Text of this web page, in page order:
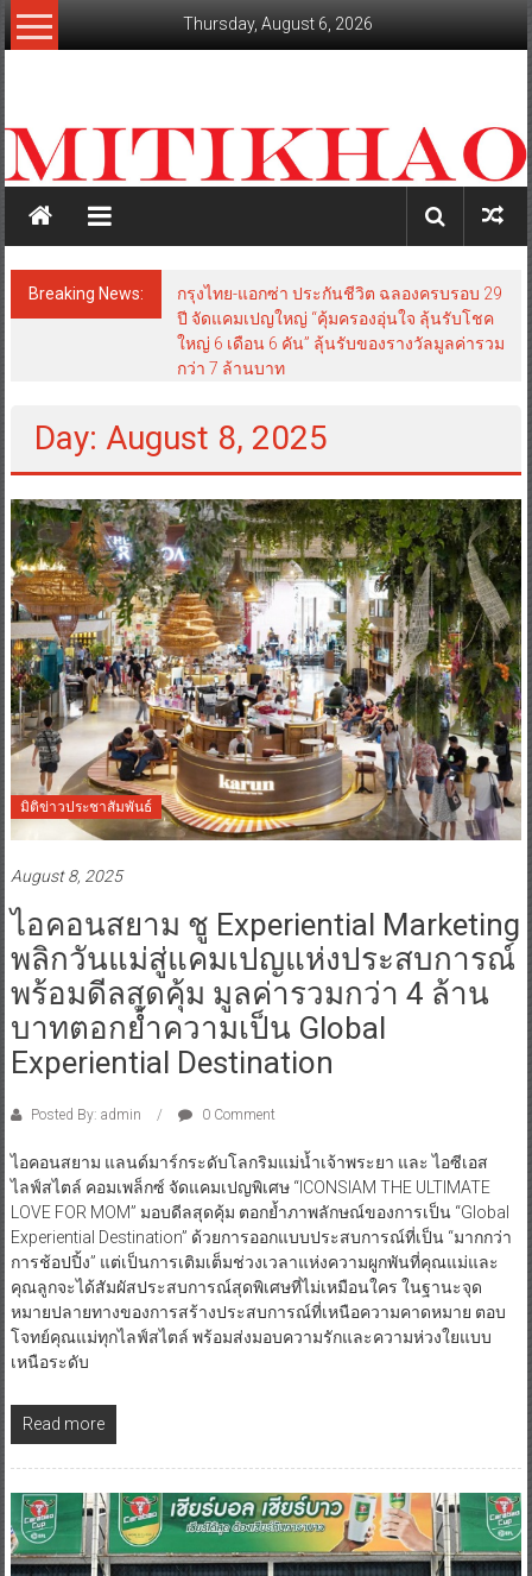
Skip
to
Thursday, August 6, 2026
สะท้อน
ลึก
เหลี่ยม
มุม
เศรษฐกิจ-
การเมือง-
Breaking News:
กรุงไทย-แอกซ่า ประกันชีวิต ฉลองครบรอบ 29
ปี จัดแคมเปญใหญ่ “คุ้มครองอุ่นใจ ลุ้นรับโชค
ใหญ่ 6 เดือน 6 คัน” ลุ้นรับของรางวัลมูลค่ารวม
กว่า 7 ล้านบาท
Day: August 8, 2025
มิติข่าวประชาสัมพันธ์
August 8, 2025
ไอคอนสยาม ชู Experiential Marketing
พลิกวันแม่สู่แคมเปญแห่งประสบการณ์
พร้อมดีลสุดคุ้ม มูลค่ารวมกว่า 4 ล้าน
บาทตอกย้ำความเป็น Global
Experiential Destination
Posted By: admin 0 Comment
ไอคอนสยาม แลนด์มาร์กระดับโลกริมแม่น้ำเจ้าพระยา และ ไอซีเอส
ไลฟ์สไตล์ คอมเพล็กซ์ จัดแคมเปญพิเศษ “ICONSIAM THE ULTIMATE
LOVE FOR MOM” มอบดีลสุดคุ้ม ตอกย้ำภาพลักษณ์ของการเป็น “Global
Experiential Destination” ด้วยการออกแบบประสบการณ์ที่เป็น “มากกว่า
การช้อปปิ้ง” แต่เป็นการเติมเต็มช่วงเวลาแห่งความผูกพันที่คุณแม่และ
คุณลูกจะได้สัมผัสประสบการณ์สุดพิเศษที่ไม่เหมือนใคร ในฐานะจุด
หมายปลายทางของการสร้างประสบการณ์ที่เหนือความคาดหมาย ตอบ
โจทย์คุณแม่ทุกไลฟ์สไตล์ พร้อมส่งมอบความรักและความห่วงใยแบบ
เหนือระดับ
Read more